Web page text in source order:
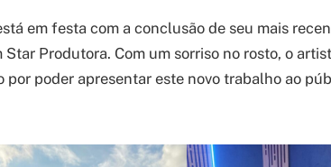
em festa com a conclusão de seu mais
Produtora. Com um sorriso no rosto, o
poder apresentar este novo trabalho ao